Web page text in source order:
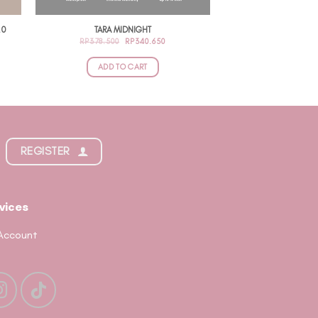
TARA MIDNIGHT
RP378.500
ORIGINAL
WAS:
RP378.500.
RP340.650CURRENT
ADD TO CART
REGISTER